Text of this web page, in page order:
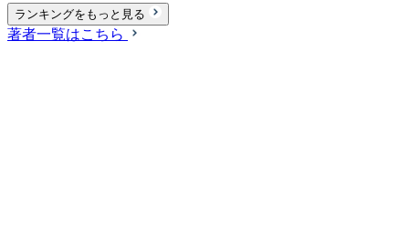
ランキングをもっと見る
著者一覧はこちら